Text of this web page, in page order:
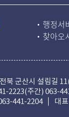
행정서
찾아오
북 군산시 설림길
2223(주간) 063-
441-2204 대